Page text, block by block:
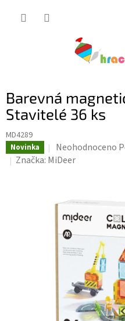
Barevná
Stavitelé 36 ks
MD4289
Novinka
Průměrné
hodnocení
0,0
hvězdiček.
Neohodnoceno
Značka: MiDeer